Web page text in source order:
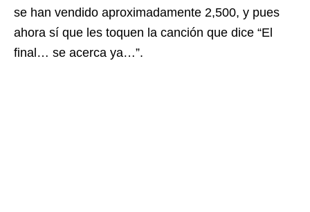
se han vendido aproximadamente 2,500, y pues
ahora sí que les toquen la canción que dice “El
final… se acerca ya…”.